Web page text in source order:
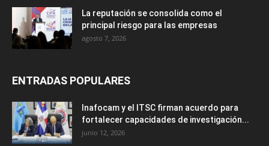
La reputación se consolida como el
principal riesgo para las empresas
agosto 7, 2026
ENTRADAS POPULARES
Inafocam y el ITSC firman acuerdo para
fortalecer capacidades de investigación...
junio 12, 2026